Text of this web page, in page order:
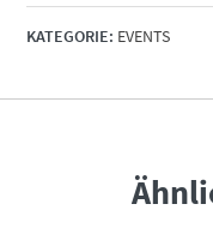
|
BBQ
KATEGORIE: EVENTS